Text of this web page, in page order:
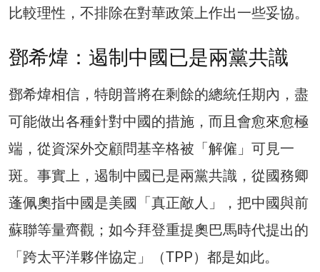
比較理性，不排除在對華政策上作出一些妥協。
鄧希煒：遏制中國已是兩黨共識
鄧希煒相信，特朗普將在剩餘的總統任期內，盡
可能做出各種針對中國的措施，而且會愈來愈極
端，從資深外交顧問基辛格被「解僱」可見一
斑。事實上，遏制中國已是兩黨共識，從國務卿
蓬佩奧指中國是美國「真正敵人」，把中國與前
蘇聯等量齊觀；如今拜登重提奧巴馬時代提出的
「跨太平洋夥伴協定」（TPP）都是如此。